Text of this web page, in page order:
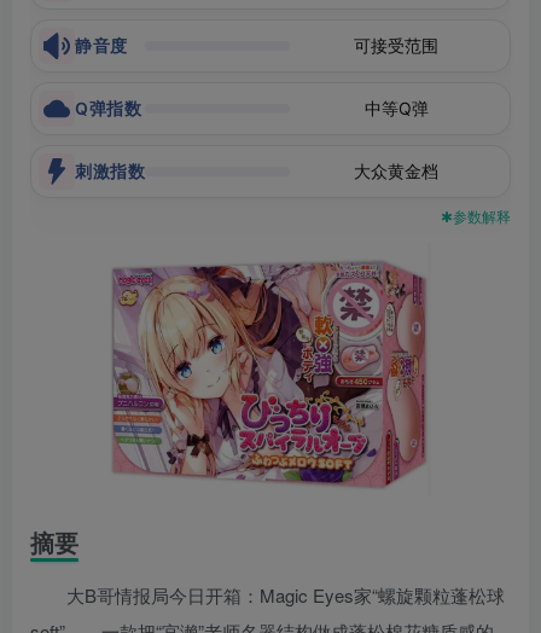
静音度 可接受范围
Q弹指数 中等Q弹
刺激指数 大众黄金档
✱参数解释
摘要
大B哥情报局今日开箱：Magic Eyes家“螺旋颗粒蓬松球